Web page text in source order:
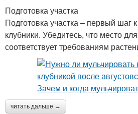
Подготовка участка
Подготовка участка – первый шаг
клубники. Убедитесь, что место
соответствует требованиям
читать дальше →